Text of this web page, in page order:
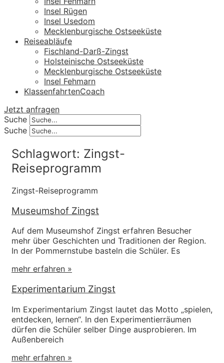
Insel Rügen
Insel Usedom
Mecklenburgische Ostseeküste
Reiseabläufe
Fischland-Darß-Zingst
Holsteinische Ostseeküste
Mecklenburgische Ostseeküste
Insel Fehmarn
KlassenfahrtenCoach
Jetzt anfragen
Suche
Suche
Schlagwort: Zingst-
Reiseprogramm
Zingst-Reiseprogramm
Museumshof Zingst
Auf dem Museumshof Zingst erfahren Besucher
mehr über Geschichten und Traditionen der Region.
In der Pommernstube basteln die Schüler. Es
mehr erfahren »
Experimentarium Zingst
Im Experimentarium Zingst lautet das Motto „spielen,
entdecken, lernen“. In den Experimentierräumen
dürfen die Schüler selber Dinge ausprobieren. Im
Außenbereich
mehr erfahren »